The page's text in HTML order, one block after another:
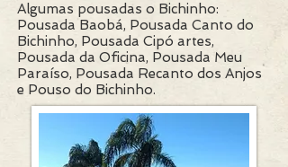
Algumas pousadas o Bichinho:
Pousada Baobá, Pousada Canto do
Bichinho, Pousada Cipó artes,
Pousada da Oficina, Pousada Meu
Paraíso, Pousada Recanto dos Anjos
e Pouso do Bichinho.